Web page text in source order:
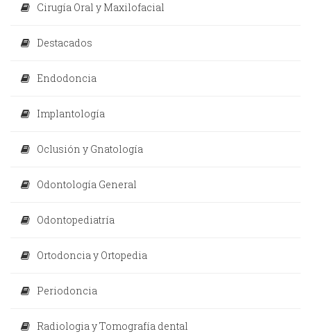
Cirugía Oral y Maxilofacial
Destacados
Endodoncia
Implantología
Oclusión y Gnatología
Odontología General
Odontopediatría
Ortodoncia y Ortopedia
Periodoncia
Radiologia y Tomografía dental